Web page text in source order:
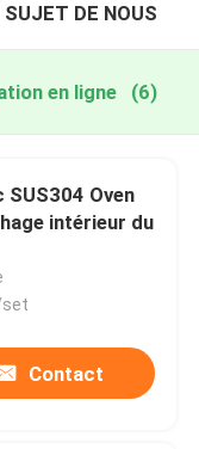
SUJET DE NOUS
en ligne (6)
Oven
intérieur du
set
Contact